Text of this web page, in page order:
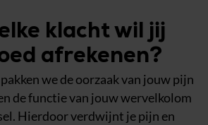
klacht wil jij
afrekenen?
we de oorzaak van jouw pijn
de functie van jouw wervelkolom
Hierdoor verdwijnt je pijn en